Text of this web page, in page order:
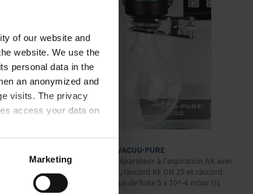
of our website and
website. We use the
personal data in the
an anonymized and
visits. The privacy
access your data on
Marketing
AK 500 / KF DN 25 VACUU·PURE
Lot de rattrapage séparateur à l'aspiration AK avec
ballon rond 500 ml, raccord KF DN 25 et raccord
cannelé 15 mm, Taux de fuite 5 x 10^-4 mbar l/s